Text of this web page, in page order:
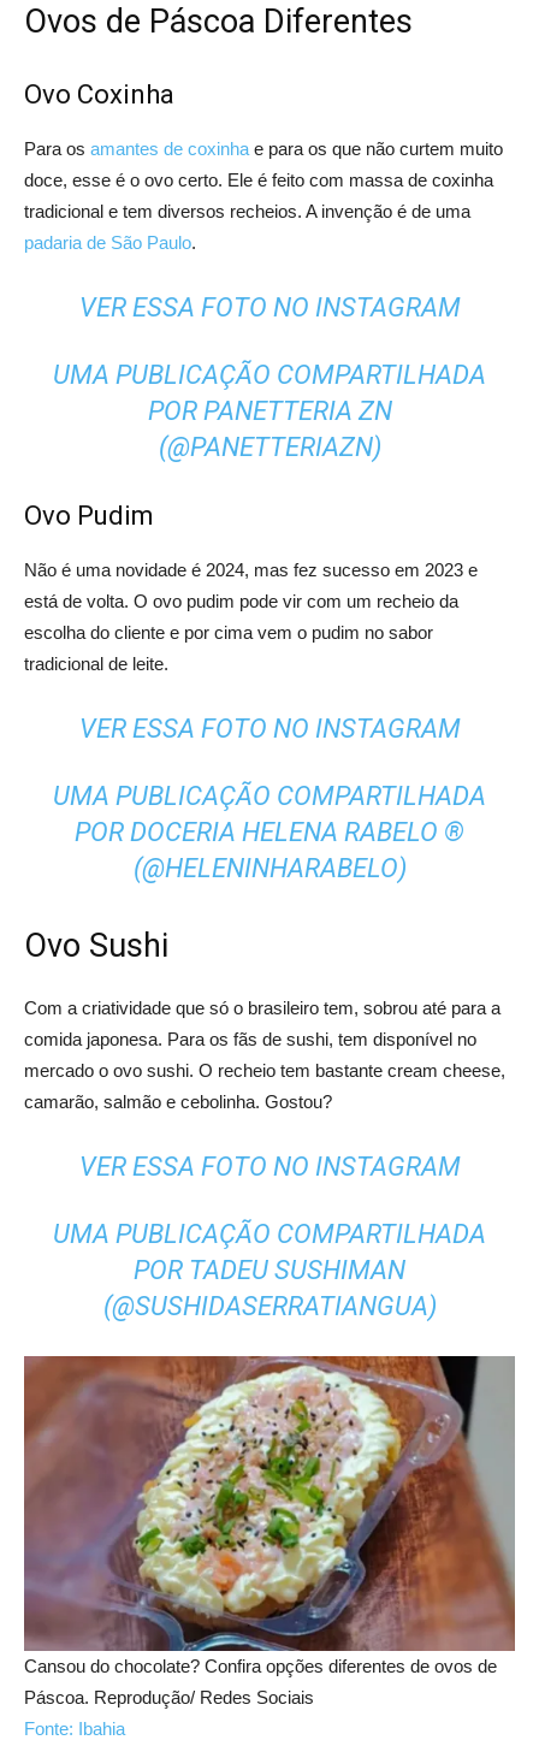
Ovos de Páscoa Diferentes
Ovo Coxinha
Para os amantes de coxinha e para os que não curtem muito
doce, esse é o ovo certo. Ele é feito com massa de coxinha
tradicional e tem diversos recheios. A invenção é de uma
padaria de São Paulo.
VER ESSA FOTO NO INSTAGRAM
UMA PUBLICAÇÃO COMPARTILHADA
POR PANETTERIA ZN
(@PANETTERIAZN)
Ovo Pudim
Não é uma novidade é 2024, mas fez sucesso em 2023 e
está de volta. O ovo pudim pode vir com um recheio da
escolha do cliente e por cima vem o pudim no sabor
tradicional de leite.
VER ESSA FOTO NO INSTAGRAM
UMA PUBLICAÇÃO COMPARTILHADA
POR DOCERIA HELENA RABELO ®️
(@HELENINHARABELO)
Ovo Sushi
Com a criatividade que só o brasileiro tem, sobrou até para a
comida japonesa. Para os fãs de sushi, tem disponível no
mercado o ovo sushi. O recheio tem bastante cream cheese,
camarão, salmão e cebolinha. Gostou?
VER ESSA FOTO NO INSTAGRAM
UMA PUBLICAÇÃO COMPARTILHADA
POR TADEU SUSHIMAN
(@SUSHIDASERRATIANGUA)
Cansou do chocolate? Confira opções diferentes de ovos de
Páscoa. Reprodução/ Redes Sociais
Fonte: Ibahia